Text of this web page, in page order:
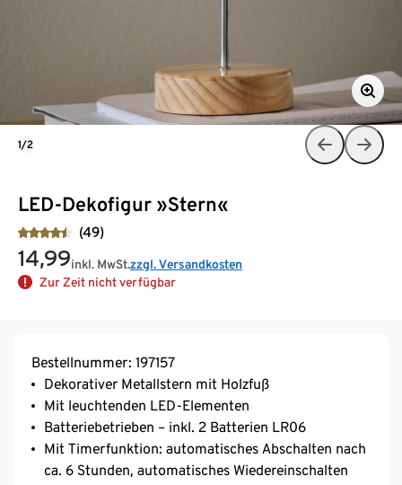
LED-Dekofigur »Stern«
(49)
14,99inkl. MwSt.zzgl. Versandkosten
Zur Zeit nicht verfügbar
1/2
Bestellnummer: 197157
Dekorativer Metallstern mit Holzfuß
Mit leuchtenden LED-Elementen
Batteriebetrieben – inkl. 2 Batterien LR06
Mit Timerfunktion: automatisches Abschalten nach
ca. 6 Stunden, automatisches Wiedereinschalten